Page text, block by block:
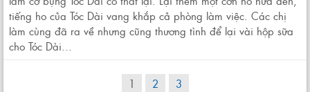
tiếng ho của Tóc Dài vang khắp cả phòng làm việc. Các chị
làm cùng đã ra về nhưng cũng thương tình để lại vài hộp sữa
cho Tóc Dài...
1 2 3